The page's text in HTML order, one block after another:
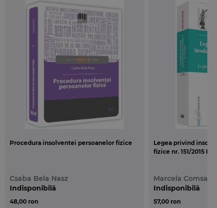
Procedura insolventei persoanelor fizice
Csaba Bela Nasz
48,00 ron
Indisponibilă
Legea privind
fizice nr. 151/2015 Ed.
Marcela Comsa
57,00 ron
Indisponibilă